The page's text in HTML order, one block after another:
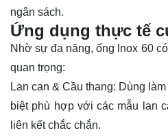
ngân sách.
Ứng dụng thực tế
Nhờ sự đa năng,ống lnox 60có
quan trọng:
Lan can & Cầu thang: Dùng
biệt phù hợp với các mẫu lan
liên kết chắc chắn.